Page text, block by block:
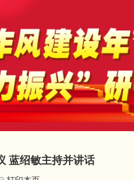
蓝绍敏主持并讲话